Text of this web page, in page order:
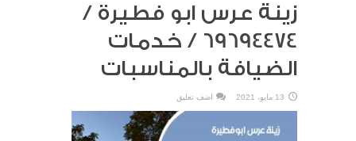
زينة عرس ابو فطيرة /
69694474 / خدمات
الضيافة بالمناسبات
13 مايو، 2021 اضف تعليق